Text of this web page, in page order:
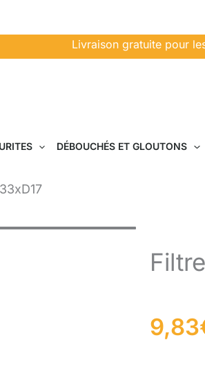
Livraison gratuite pour
DÉBOUCHÉS ET GLOUTONS
9,83